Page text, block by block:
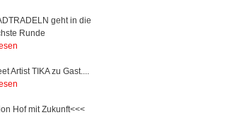
geht in die
Runde
Artist TIKA zu Gast....
Hof mit Zukunft<<<